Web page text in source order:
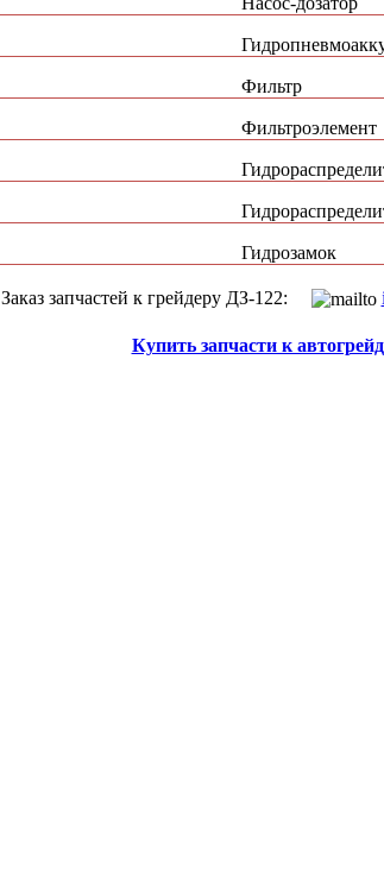
Фильтр
Фильтроэлемент
Гидрозамок
Заказ запчастей к грейдеру ДЗ-122:
Купить запчасти к